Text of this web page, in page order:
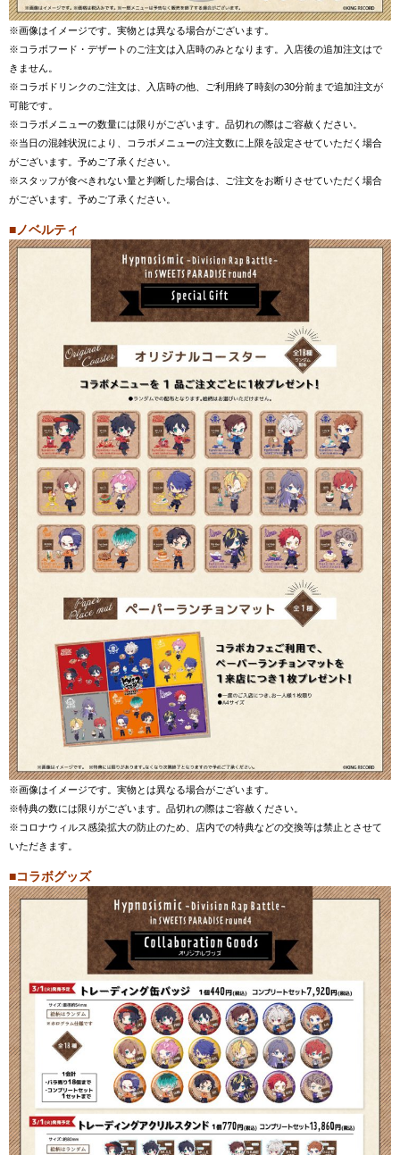
※画像はイメージです。実物とは異なる場合がございます。
※コラボフード・デザートのご注文は入店時のみとなります。入店後の追加注文はで
きません。
※コラボドリンクのご注文は、入店時の他、ご利用終了時刻の30分前まで追加注文が
可能です。
※コラボメニューの数量には限りがございます。品切れの際はご容赦ください。
※当日の混雑状況により、コラボメニューの注文数に上限を設定させていただく場合
がございます。予めご了承ください。
※スタッフが食べきれない量と判断した場合は、ご注文をお断りさせていただく場合
がございます。予めご了承ください。
■ノベルティ
※画像はイメージです。実物とは異なる場合がございます。
※特典の数には限りがございます。品切れの際はご容赦ください。
※コロナウィルス感染拡大の防止のため、店内での特典などの交換等は禁止とさせて
いただきます。
■コラボグッズ